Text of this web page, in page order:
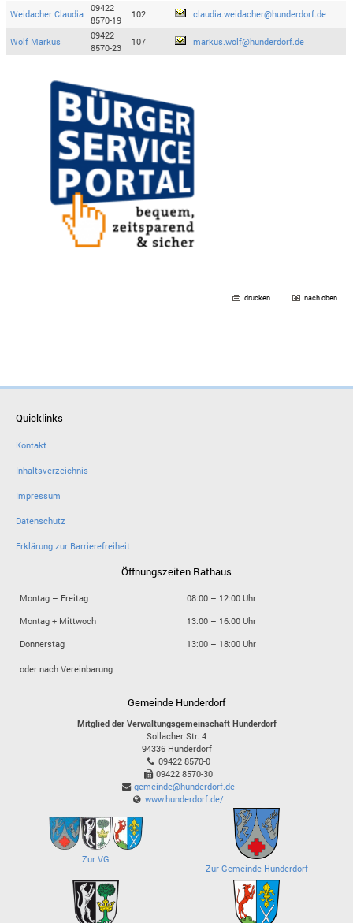
Weidacher Claudia
09422
8570-19
102 claudia.weidacher@hunderdorf.de
Wolf Markus
09422
8570-23
107 markus.wolf@hunderdorf.de
drucken nach oben
Quicklinks
Kontakt
Inhaltsverzeichnis
Impressum
Datenschutz
Erklärung zur Barrierefreiheit
Öffnungszeiten Rathaus
Montag – Freitag
08:00 – 12:00 Uhr
Montag + Mittwoch
13:00 – 16:00 Uhr
Donnerstag
13:00 – 18:00 Uhr
oder nach Vereinbarung
Gemeinde Hunderdorf
Mitglied der Verwaltungsgemeinschaft Hunderdorf
Sollacher Str. 4
94336 Hunderdorf
09422 8570-0
09422 8570-30
gemeinde@hunderdorf.de
www.hunderdorf.de/
Zur VG
Zur Gemeinde Hunderdorf